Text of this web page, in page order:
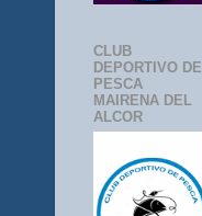
CLUB
DEPORTIVO DE
PESCA
MAIRENA DEL
ALCOR